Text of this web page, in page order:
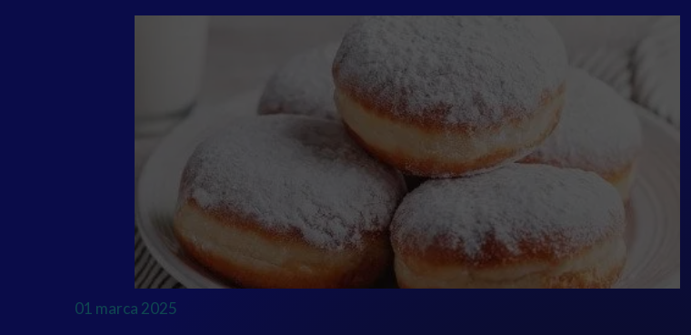
01 marca 2025